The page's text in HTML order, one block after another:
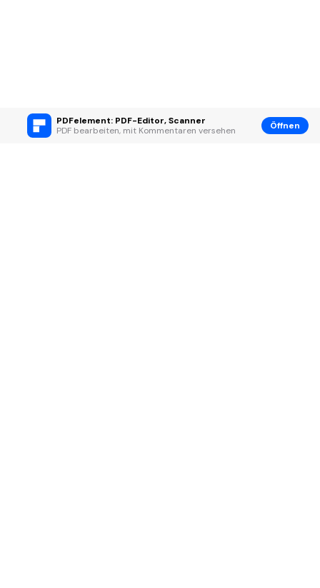
PDFelement: PDF-Editor, Scanner
PDF bearbeiten, mit Kommentaren versehen
Öffnen